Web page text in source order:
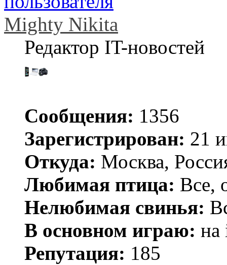
Mighty Nikita
Редактор IT-новостей
Сообщения: 1356
Зарегистрирован: 21
Откуда: Москва,
Любимая птица: Все,
Нелюбимая свинья:
В основном играю: на
Репутация: 185